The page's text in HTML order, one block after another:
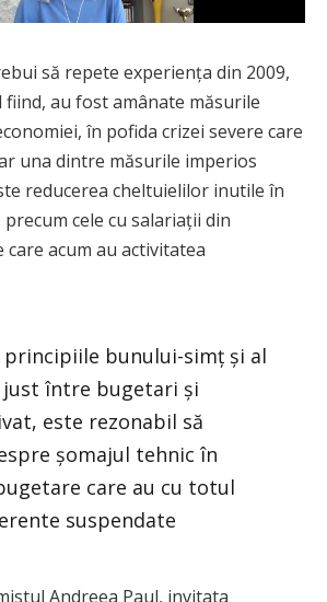
să repete experiența din 2009,
fiind, au fost amânate măsurile
în pofida crizei severe care
una dintre măsurile imperios
reducerea cheltuielilor inutile în
cele cu salariații din
acum au activitatea
principiile bunului-simț și al
între bugetari și
este rezonabil să
șomajul tehnic în
care au cu totul
suspendate
Andreea Paul, invitata